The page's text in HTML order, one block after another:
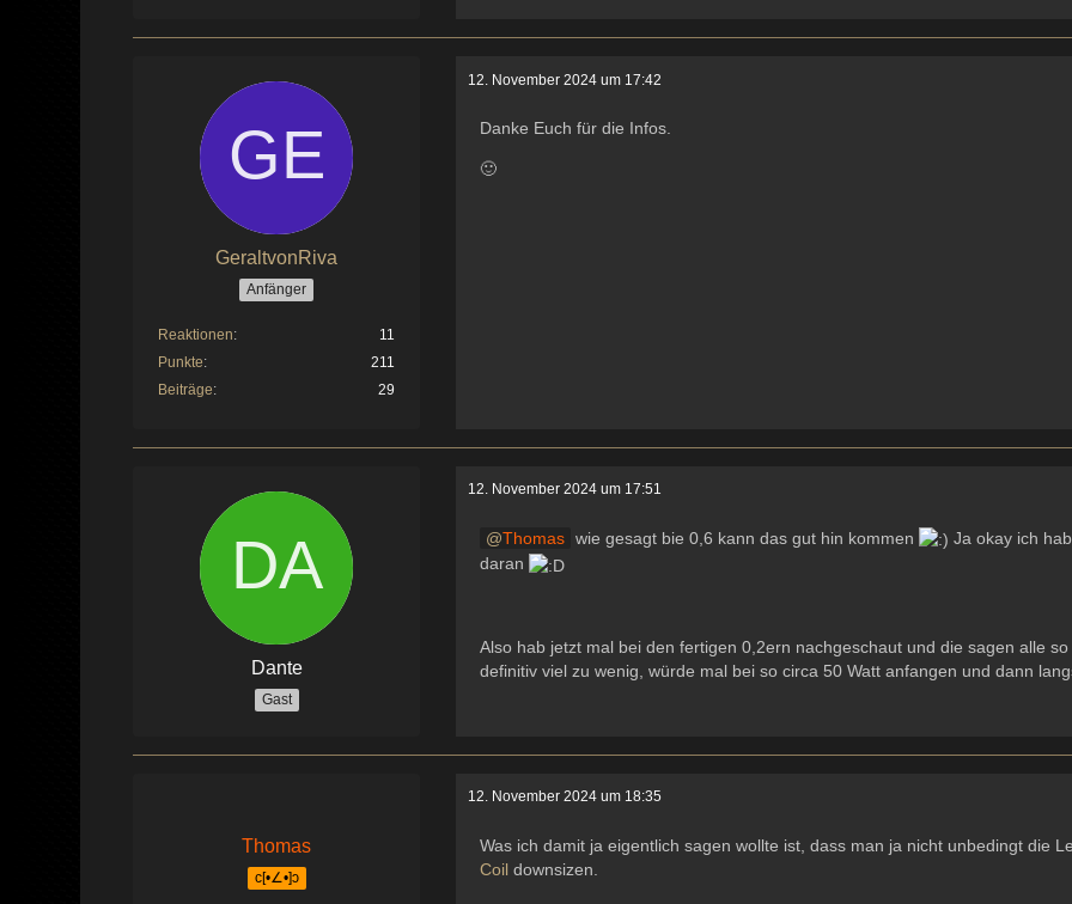
GeraltvonRiva
Anfänger
Reaktionen
11
Punkte
211
Beiträge
29
12. November 2024 um 17:42
Danke Euch für die Infos.
🙂
Dante
Gast
12. November 2024 um 17:51
Thomas wie gesagt bie 0,6 kann das gut hin kommen
Ja okay ich
daran
Also hab jetzt mal bei den fertigen 0,2ern nachgeschaut und die sagen alle
definitiv viel zu wenig, würde mal bei so circa 50 Watt anfangen und dann
Thomas
c[•∠•]ɔ
12. November 2024 um 18:35
Was ich damit ja eigentlich sagen wollte ist, dass man ja nicht unbedingt die
Coil downsizen.